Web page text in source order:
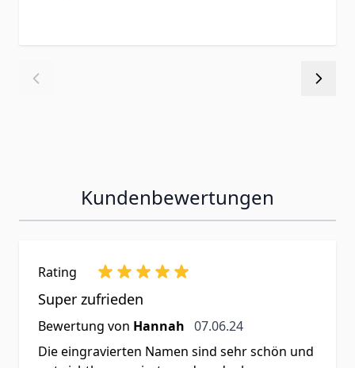
Kundenbewertungen
Rating
Super zufrieden
Bewertung von Hannah 7. Juni 2024
07.06.24
Die eingravierten Namen sind sehr schön und